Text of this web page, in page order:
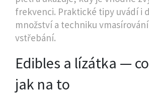
frekvenci. Praktické tipy uvádí i
množství a techniku
vstřebání.
Edibles a lízátka —
jak na to